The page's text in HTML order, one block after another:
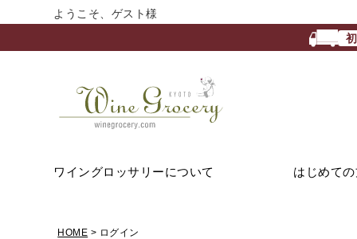
ようこそ、ゲスト様
ワイングロッサリーについて はじめて
HOME ログイン